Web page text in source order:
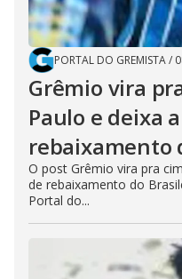
PORTAL DO GREMISTA/
Grêmio vira
Paulo e deixa
rebaixamento
O post Grêmio vira pra
de rebaixamento do
Portal do...